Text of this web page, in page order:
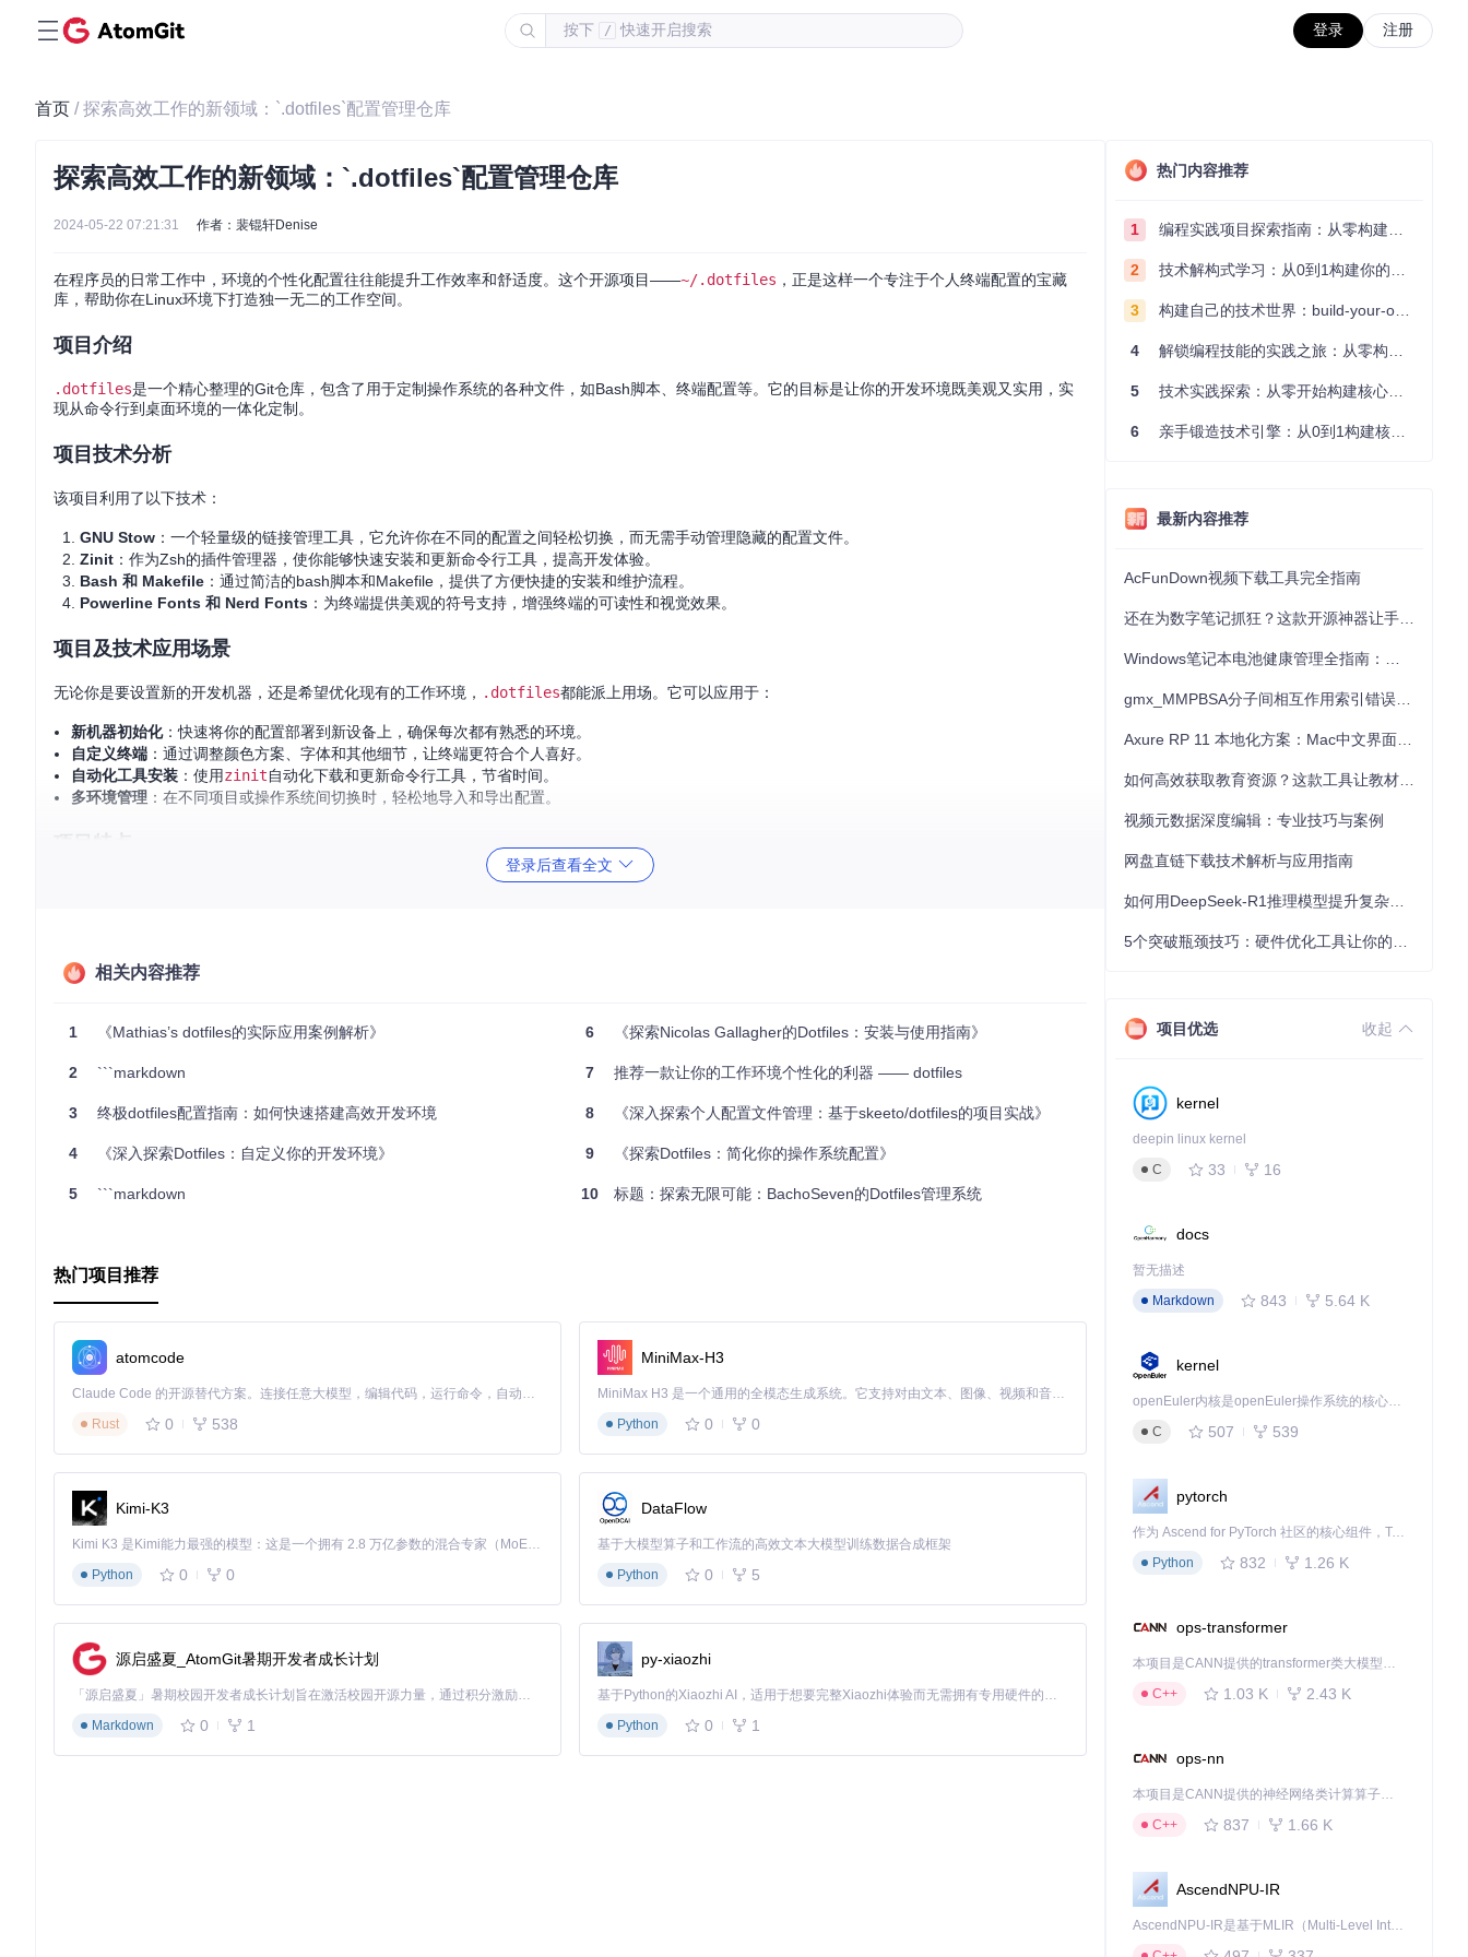
按下 / 快速开启搜索 登录 注册
首页 / 探索高效工作的新领域：`.dotfiles`配置管理仓库
探索高效工作的新领域：`.dotfiles`配置管理仓库
2024-05-22 07:21:31 作者：裴锟轩Denise
在程序员的日常工作中，环境的个性化配置往往能提升工作效率和舒适度。这个开源项目——~/.dotfiles ，正是这样一个专注于个人终端配置的宝藏
库，帮助你在Linux环境下打造独一无二的工作空间。
项目介绍
.dotfiles是一个精心整理的Git仓库，包含了用于定制操作系统的各种文件，如Bash脚本、终端配置等。它的目标是让你的开发环境既美观又实用，实
现从命令行到桌面环境的一体化定制。
项目技术分析
该项目利用了以下技术：
GNU Stow ：一个轻量级的链接管理工具，它允许你在不同的配置之间轻松切换，而无需手动管理隐藏的配置文件。
Zinit ：作为Zsh的插件管理器，使你能够快速安装和更新命令行工具，提高开发体验。
Bash 和 Makefile ：通过简洁的bash脚本和Makefile，提供了方便快捷的安装和维护流程。
Powerline Fonts 和 Nerd Fonts ：为终端提供美观的符号支持，增强终端的可读性和视觉效果。
项目及技术应用场景
无论你是要设置新的开发机器，还是希望优化现有的工作环境， .dotfiles都能派上用场。它可以应用于：
新机器初始化：快速将你的配置部署到新设备上，确保每次都有熟悉的环境。
自定义终端 ：通过调整颜色方案、字体和其他细节，让终端更符合个人喜好。
自动化工具安装 ：使用zinit自动化下载和更新命令行工具，节省时间。
多环境管理 ：在不同项目或操作系统间切换时，轻松地导入和导出配置。
登录后查看全文
相关内容推荐
1 《Mathias’s dotfiles的实际应用案例解析》
2 ```markdown
3 终极dotfiles配置指南：如何快速搭建高效开发环境
4 《深入探索Dotfiles：自定义你的开发环境》
5 ```markdown
6 《探索Nicolas Gallagher的Dotfiles：安装与使用指南》
7 推荐一款让你的工作环境个性化的利器 —— dotfiles
8 《深入探索个人配置文件管理：基于skeeto/dotfiles的项目实战》
9 《探索Dotfiles：简化你的操作系统配置》
10 标题：探索无限可能：BachoSeven的Dotfiles管理系统
热门项目推荐
atomcode
Claude Code 的开源替代方案。连接任意大模型，编辑代码，运行命令，自动验证 — 全自动执行。用 Rust 构建，极致性能。 ｜ An open-source alternative to Claude Code. Connect any LLM, edit code, run commands, and verify changes — autonomously. Built in Rust for speed. Get Started
Rust
0 538
MiniMax-H3
MiniMax H3 是一个通用的全模态生成系统。它支持对由文本、图像、视频和音频组成的多模态上下文进行统一理解，并能生成分辨率高达 2K、时长可达 15 秒的带原生立体声音频的视频。得益于面向任务泛化的系统设计，H3 在预训练阶段就已具备广泛的多模态上下文理解与生成能力，能够出色地执行复杂的多模态指令。
Python
0 0
Kimi-K3
Kimi K3 是Kimi能力最强的模型：这是一个拥有 2.8 万亿参数的混合专家（MoE）模型，具备原生视觉理解能力，并支持 100 万 token 的上下文窗口。
Python
0 0
DataFlow
基于大模型算子和工作流的高效文本大模型训练数据合成框架
Python
0 5
源启盛夏_AtomGit暑期开发者成长计划
「源启盛夏」暑期校园开发者成长计划旨在激活校园开源力量，通过积分激励、认证扶持、资源倾斜等形式，引导高校组织和开发者完成「入驻 — 建项目 — 做贡献 — 获认证 — 得资源」的完整闭环。无论你是想带领社团入驻平台的组织者，还是希望用代码贡献证明自己的开发者，都能在这里找到属于你的成长路径。
Markdown
0 1
py-xiaozhi
基于Python的Xiaozhi AI，适用于想要完整Xiaozhi体验而无需拥有专用硬件的用户。
Python
0 1
热门内容推荐
1 编程实践项目探索指南：从零构建技术能力体系
2 技术解构式学习：从0到1构建你的编程知识体系
3 构建自己的技术世界：build-your-own-x项目的实践探索指南
4 解锁编程技能的实践之旅：从零构建你的技术世界
5 技术实践探索：从零开始构建核心系统的实践指南
6 亲手锻造技术引擎：从0到1构建核心系统的实践指南
最新内容推荐
AcFunDown视频下载工具完全指南
视频元数据深度编辑：专业技巧与案例
网盘直链下载技术解析与应用指南
项目优选 收起
kernel
deepin linux kernel
C
33 16
docs
暂无描述
Markdown
843 5.64 K
kernel
openEuler内核是openEuler操作系统的核心，既是系统性能与稳定性的基石，也是连接处理器、设备与服务的桥梁。
C
507 539
pytorch
作为 Ascend for PyTorch 社区的核心组件，TorchNPU 是昇腾专为 PyTorch 打造的深度学习适配插件，使 PyTorch 框架能够直接调用昇腾 NPU，为开发者提供昇腾 AI 处理器的超强算力。
Python
832 1.26 K
ops-transformer
本项目是CANN提供的transformer类大模型算子库，实现网络在NPU上加速计算。
C++
1.03 K 2.43 K
ops-nn
本项目是CANN提供的神经网络类计算算子库，实现网络在NPU上加速计算。
C++
837 1.66 K
AscendNPU-IR
AscendNPU-IR是基于MLIR（Multi-Level Intermediate Representation）构建的，面向昇腾亲和算子编译时使用的中间表示，提供昇腾完备表达能力，通过编译优化提升昇腾AI处理器计算效率，支持通过生态框架使能昇腾AI处理器与深度调优